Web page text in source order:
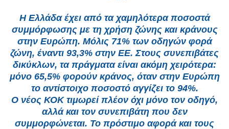
Η Ελλάδα έχει από τα χαμηλότερα ποσοστά
συμμόρφωσης με τη χρήση ζώνης και κράνους
στην Ευρώπη. Μόλις 71% των οδηγών φορά
ζώνη, έναντι 93,3% στην ΕΕ. Στους συνεπιβάτες
δικύκλων, τα πράγματα είναι ακόμη χειρότερα:
μόνο 65,5% φορούν κράνος, όταν στην Ευρώπη
το αντίστοιχο ποσοστό αγγίζει το 94%.
Ο νέος ΚΟΚ τιμωρεί πλέον όχι μόνο τον οδηγό,
αλλά και τον συνεπιβάτη που δεν
συμμορφώνεται. Το πρόστιμο αφορά και τους